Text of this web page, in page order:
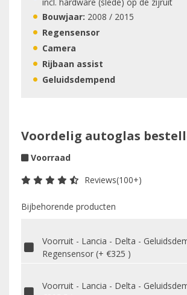
Bouwjaar: 2008 / 2015
Regensensor
Camera
Rijbaan assist
Geluidsdempend
Voordelig autoglas
Voorraad
Reviews(100+)
Bijbehorende producten
Voorruit - Lancia - Delta -
Regensensor (+ €325 )
Voorruit - Lancia - Delta -